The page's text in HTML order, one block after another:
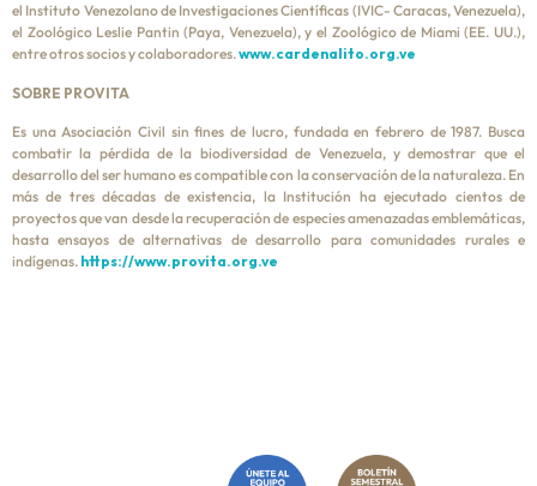
el Instituto Venezolano de Investigaciones Científicas (IVIC- Caracas, Venezuela),
el Zoológico Leslie Pantin (Paya, Venezuela), y el Zoológico de Miami (EE. UU.),
entre otros socios y colaboradores.www.cardenalito.org.ve
SOBRE PROVITA
Es una Asociación Civil sin fines de lucro, fundada en febrero de 1987. Busca
combatir la pérdida de la biodiversidad de Venezuela, y demostrar que el
desarrollo del ser humano es compatible con la conservación de la naturaleza. En
más de tres décadas de existencia, la Institución ha ejecutado cientos de
proyectos que van desde la recuperación de especies amenazadas emblemáticas,
hasta ensayos de alternativas de desarrollo para comunidades rurales e
indígenas. https://www.provita.org.ve